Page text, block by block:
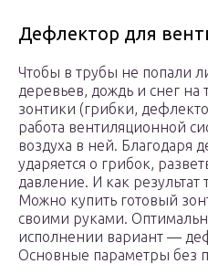
Дефлектор для
Чтобы в трубы не попали
деревьев, дождь и снег на
зонтики (грибки,
работа вентиляционной
воздуха в ней. Благодаря
ударяется о грибок,
давление. И как результат
Можно купить готовый
своими руками.
исполнении вариант —
Основные параметры без